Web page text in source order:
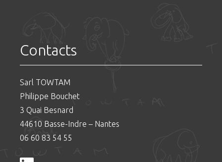
Contacts
Sarl TOWTAM
Philippe Bouchet
3 Quai Besnard
44610 Basse-Indre – Nantes
06 60 83 54 55